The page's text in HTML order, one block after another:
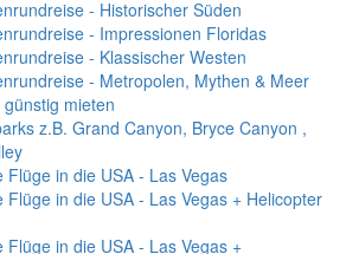
- Historischer Süden
- Impressionen Floridas
- Klassischer Westen
- Metropolen, Mythen & Meer
mieten
z.B. Grand Canyon, Bryce Canyon ,
Flüge in die USA - Las Vegas
Flüge in die USA - Las Vegas + Helicopter
Flüge in die USA - Las Vegas +